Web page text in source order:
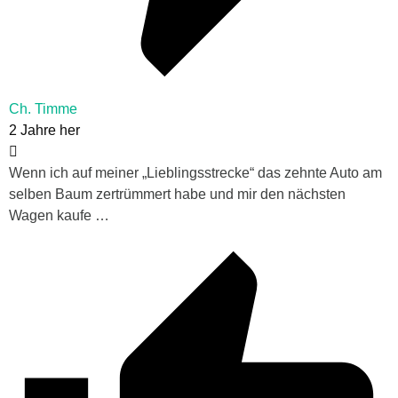
Ch. Timme
2 Jahre her
Wenn ich auf meiner „Lieblingsstrecke“ das zehnte Auto am
selben Baum zertrümmert habe und mir den nächsten
Wagen kaufe …